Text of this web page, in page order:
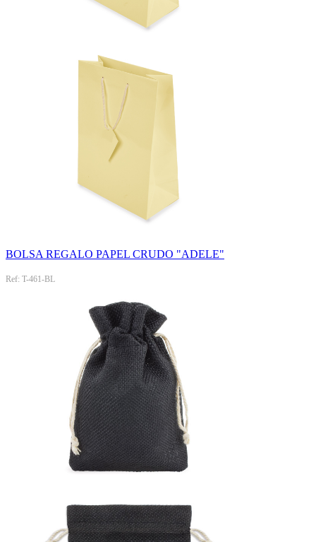
BOLSA REGALO PAPEL CRUDO "ADELE"
Ref: T-461-BL